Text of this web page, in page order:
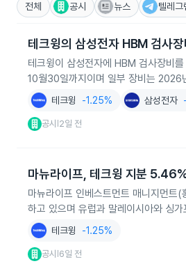
전체 공시 뉴스 텔레그
테크윙의 삼성전자 HBM 검사
테크윙이 삼성전자에 HBM 검사장비
10월30일까지이며 일부 장비는 2026
테크윙 -1.25% 삼성전자
공시 2일 전
마뉴라이프, 테크윙 지분
마뉴라이프 인베스트먼트 매니지먼
하고 있으며 유럽과 말레이시아와 싱
테크윙 -1.25%
공시 6일 전